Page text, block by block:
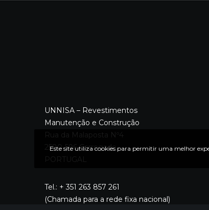
UNNISA – Revestimentos
Manutenção e Construção
Rua da Malaposta Nº4
2580-596 Carregado
PORTUGAL
Tel.: + 351 263 857 261
(Chamada para a rede fixa nacional)
Este site utiliza cookies para permitir uma melhor